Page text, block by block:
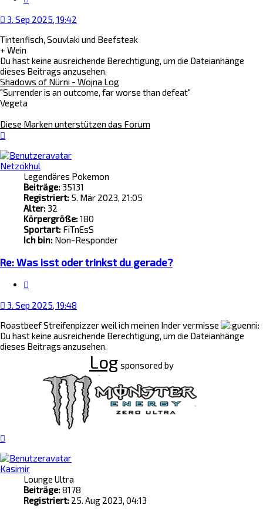
3. Sep 2025, 19:42
Tintenfisch, Souvlaki und Beefsteak
+ Wein
Du hast keine ausreichende Berechtigung, um die Dateianhänge
dieses Beitrags anzusehen.
Shadows of Nürni - Wojna Log
"Surrender is an outcome, far worse than defeat"
Vegeta
Diese Marken unterstützen das Forum
Netzokhul
Legendäres Pokemon
Beiträge: 35131
Registriert: 5. Mär 2023, 21:05
Alter: 32
Körpergröße:180
Sportart: FiTnEsS
Ich bin: Non-Responder
Re: Was isst oder trinkst du gerade?
3. Sep 2025, 19:48
Roastbeef Streifenpizzer weil ich meinen Inder vermisse
Du hast keine ausreichende Berechtigung, um die Dateianhänge
dieses Beitrags anzusehen.
Log sponsored by
Kasimir
Lounge Ultra
Beiträge:8178
Registriert: 25. Aug 2023, 04:13